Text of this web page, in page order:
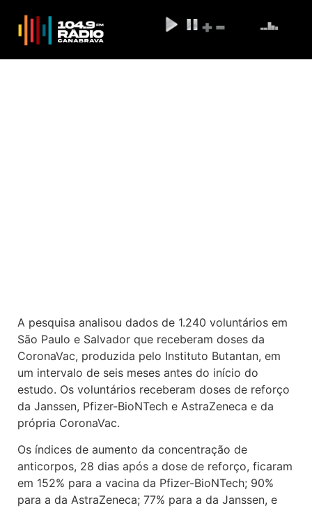
A pesquisa analisou dados de 1.240 voluntários em
São Paulo e Salvador que receberam doses da
CoronaVac, produzida pelo Instituto Butantan, em
um intervalo de seis meses antes do início do
estudo. Os voluntários receberam doses de reforço
da Janssen, Pfizer-BioNTech e AstraZeneca e da
própria CoronaVac.
Os índices de aumento da concentração de
anticorpos, 28 dias após a dose de reforço, ficaram
em 152% para a vacina da Pfizer-BioNTech; 90%
para a da AstraZeneca; 77% para a da Janssen, e